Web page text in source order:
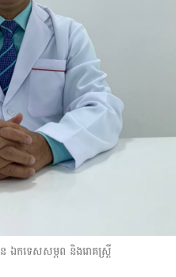
ន ឯកទេសសម្ភព និងរោគស្ត្រី